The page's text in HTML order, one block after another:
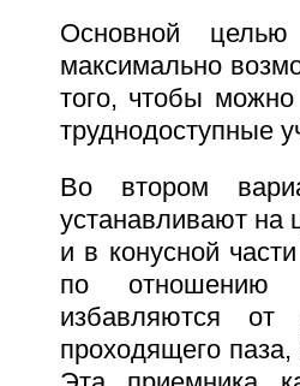
Основной
максимально
того, чтобы
труднодоступные
Во втором
устанавливают на
и в конусной
по отношению
избавляются от
проходящего